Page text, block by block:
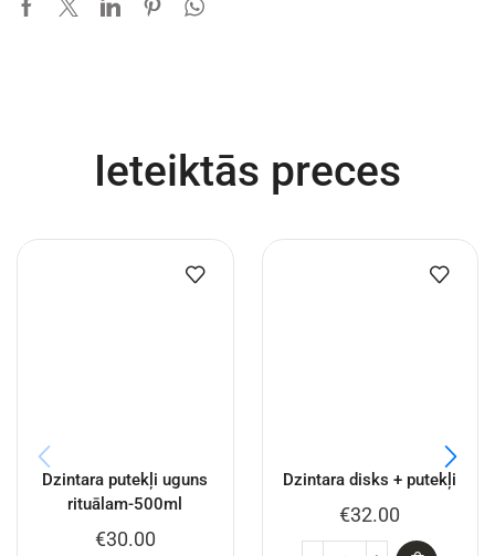
Ieteiktās preces
Dzintara putekļi uguns
rituālam-500ml
€30.00
Dzintara disks + putekļi
€32.00